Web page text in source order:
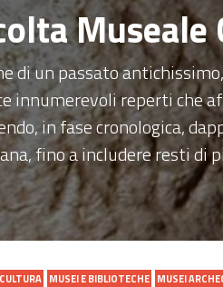
di un passato
innumerevoli reperti che
in fase cronologica,
fino a includere resti di
MUSEI E BIBLIOTECHE MUSEI